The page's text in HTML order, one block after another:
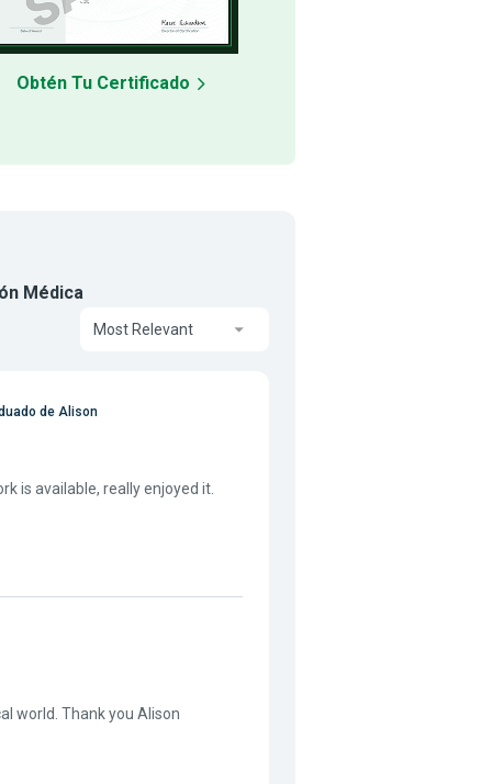
Obtén Tu Certificado
Médica
Most Relevant
de Alison
is available, really enjoyed it.
world. Thank you Alison